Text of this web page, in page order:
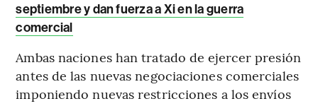
septiembre y dan fuerza a Xi en la guerra
comercial
Ambas naciones han tratado de ejercer presión
antes de las nuevas negociaciones comerciales
imponiendo nuevas restricciones a los envíos